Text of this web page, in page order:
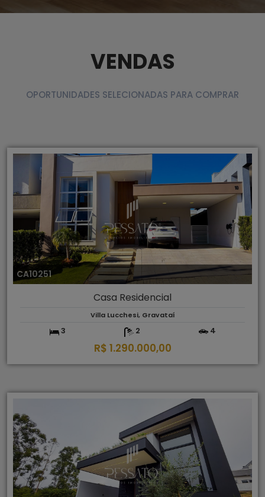
VENDAS
OPORTUNIDADES SELECIONADAS PARA COMPRAR
CA10251
Casa Residencial
Villa Lucchesi, Gravataí
3 2 4
R$ 1.290.000,00